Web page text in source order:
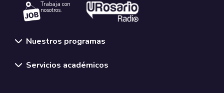
Trabaja con
nosotros.
Nuestros programas
Servicios académicos